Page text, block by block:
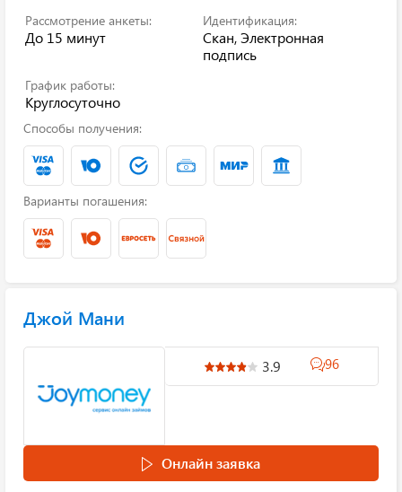
Рассмотрение анкеты:
До 15 минут
Идентификация:
Скан, Электронная
подпись
График работы:
Круглосуточно
Способы получения:
Варианты погашения:
Джой Мани
3.9 96
Онлайн заявка